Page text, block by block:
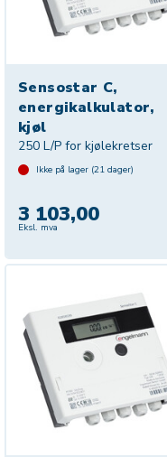
Sensostar C,
energikalkulator,
kjøl
250 L/P for kjølekretser
Ikke på lager (21 dager)
3 103,00
Eksl. mva